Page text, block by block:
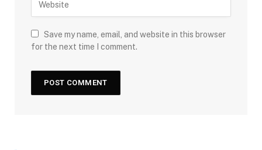
Save my name, email, and website in this browser
for the next time I comment.